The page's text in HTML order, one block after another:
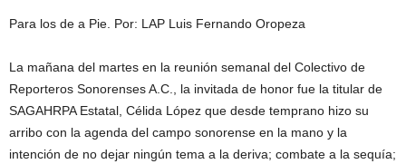
Para los de a Pie. Por: LAP Luis Fernando Oropeza
La mañana del martes en la reunión semanal del Colectivo de
Reporteros Sonorenses A.C., la invitada de honor fue la titular de
SAGAHRPA Estatal, Célida López que desde temprano hizo su
arribo con la agenda del campo sonorense en la mano y la
intención de no dejar ningún tema a la deriva; combate a la sequía;